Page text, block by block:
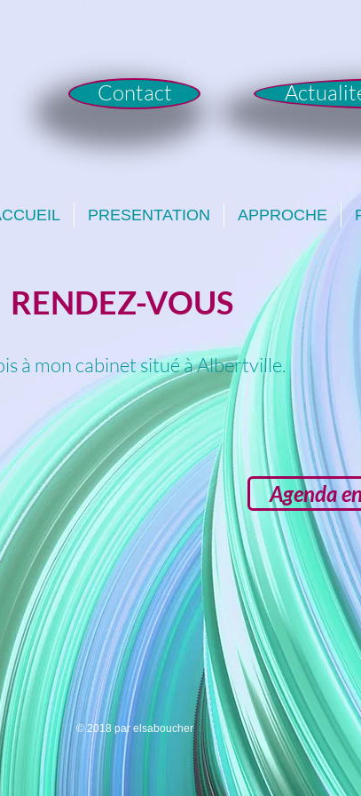
Contact
PRESENTATION APPROCHE
RENDEZ-VOUS
à mon cabinet situé à Albertville.
Agenda
© 2018 par elsaboucher